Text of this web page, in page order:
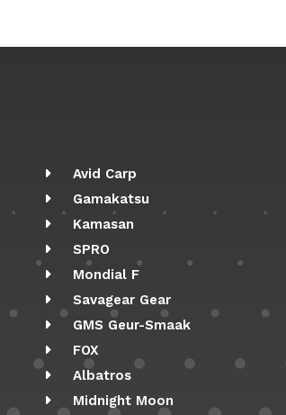
Avid Carp
Gamakatsu
Kamasan
SPRO
Mondial F
Savagear Gear
GMS Geur-Smaak
FOX
Albatros
Midnight Moon